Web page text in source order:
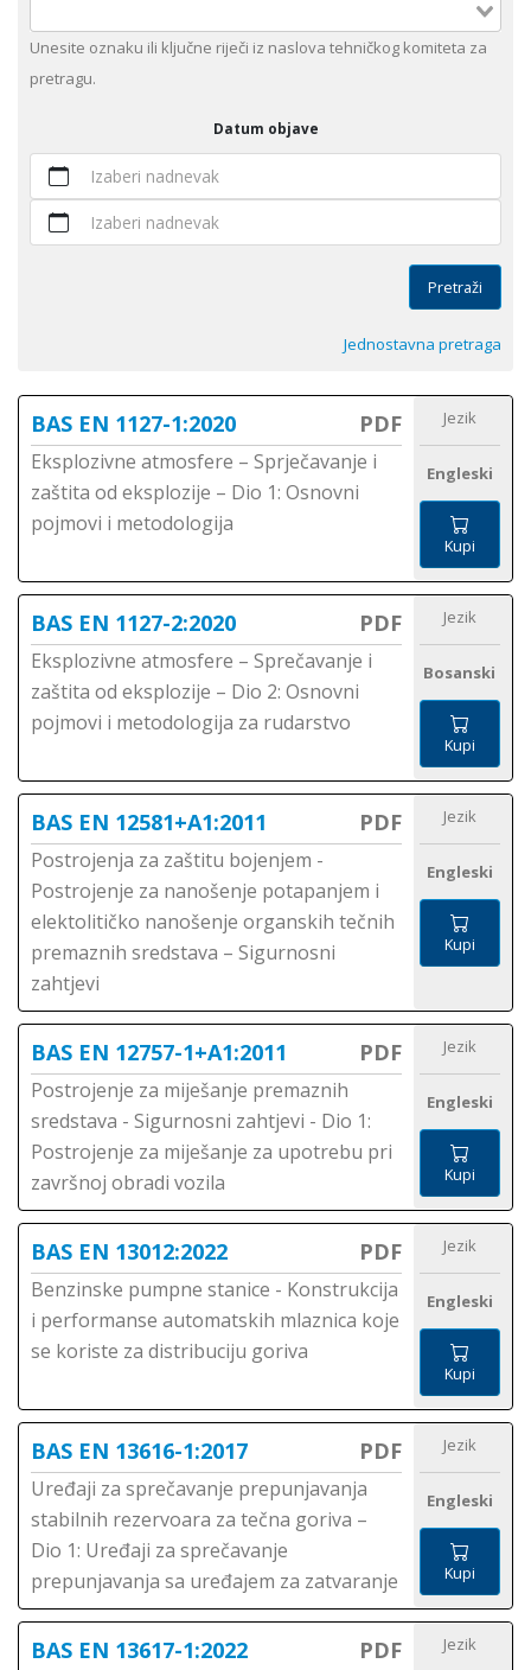
Unesite оznaku ili ključne riječi iz naslova tehničkog komiteta za
pretragu.
Datum objave
Izaberi nadnevak
Izaberi nadnevak
Pretraži
Jednostavna pretraga
BAS EN 1127-1:2020 PDF
Eksplozivne atmosfere – Sprječavanje i
zaštita od eksplozije – Dio 1: Osnovni
pojmovi i metodologija
Jezik
Engleski
Kupi
BAS EN 1127-2:2020 PDF
Eksplozivne atmosfere – Sprečavanje i
zaštita od eksplozije – Dio 2: Osnovni
pojmovi i metodologija za rudarstvo
Jezik
Bosanski
Kupi
BAS EN 12581+A1:2011 PDF
Postrojenja za zaštitu bojenjem -
Postrojenje za nanošenje potapanjem i
elektolitičko nanošenje organskih tečnih
premaznih sredstava – Sigurnosni
zahtjevi
Jezik
Engleski
Kupi
BAS EN 12757-1+A1:2011 PDF
Postrojenje za miješanje premaznih
sredstava - Sigurnosni zahtjevi - Dio 1:
Postrojenje za miješanje za upotrebu pri
završnoj obradi vozila
Jezik
Engleski
Kupi
BAS EN 13012:2022 PDF
Benzinske pumpne stanice - Konstrukcija
i performanse automatskih mlaznica koje
se koriste za distribuciju goriva
Jezik
Engleski
Kupi
BAS EN 13616-1:2017 PDF
Uređaji za sprečavanje prepunjavanja
stabilnih rezervoara za tečna goriva –
Dio 1: Uređaji za sprečavanje
prepunjavanja sa uređajem za zatvaranje
Jezik
Engleski
Kupi
BAS EN 13617-1:2022 PDF Jezik